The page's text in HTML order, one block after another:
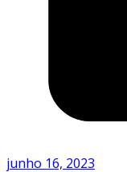
junho 16, 2023